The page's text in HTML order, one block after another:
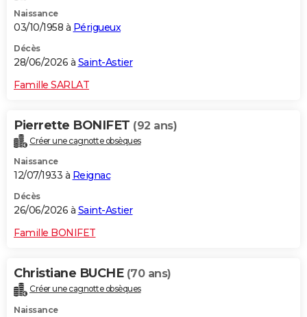
Naissance
03/10/1958 à Périgueux
Décès
28/06/2026 à Saint-Astier
Famille SARLAT
Pierrette BONIFET (92 ans)
Créer une cagnotte obsèques
Naissance
12/07/1933 à Reignac
Décès
26/06/2026 à Saint-Astier
Famille BONIFET
Christiane BUCHE (70 ans)
Créer une cagnotte obsèques
Naissance